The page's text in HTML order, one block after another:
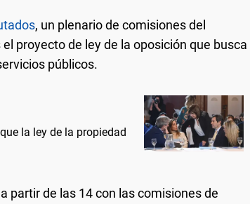
, un plenario de comisiones del
proyecto de ley de la oposición que busca
públicos.
la ley de la propiedad
partir de las 14 con las comisiones de